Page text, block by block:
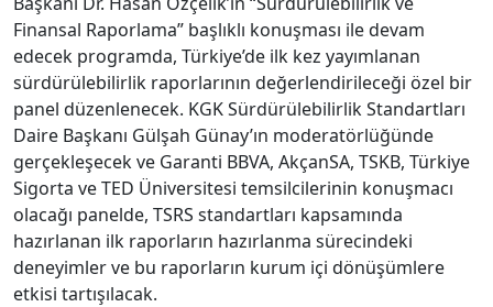
Finansal Raporlama” başlıklı konuşması ile devam
edecek programda, Türkiye’de ilk kez yayımlanan
sürdürülebilirlik raporlarının değerlendirileceği özel bir
panel düzenlenecek. KGK Sürdürülebilirlik Standartları
Daire Başkanı Gülşah Günay’ın moderatörlüğünde
gerçekleşecek ve Garanti BBVA, AkçanSA, TSKB, Türkiye
Sigorta ve TED Üniversitesi temsilcilerinin konuşmacı
olacağı panelde, TSRS standartları kapsamında
hazırlanan ilk raporların hazırlanma sürecindeki
deneyimler ve bu raporların kurum içi dönüşümlere
etkisi tartışılacak.